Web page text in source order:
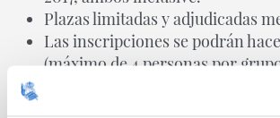
Plazas limitadas y adjudicadas
Las inscripciones se podrán
(máximo de 4 personas por